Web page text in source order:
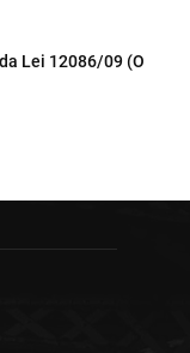
Lei 12086/09 (O